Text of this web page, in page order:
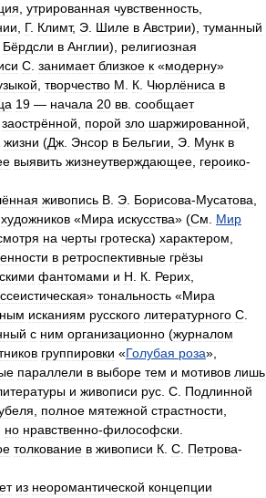
утрированная чувственность
Г. Климт, Э Шиле в Австрии), туманный
Бёрдсли в Англии), религиозная
С занимает близкое к «модерну»
творчество М К Чюрлёниса в
19 — начала 20 вв сообщает
заострённой порой зло шаржированной
жизни (Дж Энсор в Бельгии Э Мунк в
выявить жизнеутверждающее героико-
живопись В Э Борисова-Мусатова
художников «Мира искусства» (См
Мир
на черты гротеска) характером
в ретроспективные грёзы
фантомами и Н К Рерих
» тональность «Мира
исканиям русского литературного С
с ним организационно (журналом
группировки «Голубая роза»,
параллели в выборе тем и мотивов лишь
и живописи рус С Подлинной
полное мятежной страстности
но нравственно-философски
толкование в живописи К С Петрова-
из неоромантической концепции